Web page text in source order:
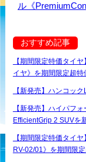
ル《
おすすめ記事
【期間限定特価タイ
イヤ》を期間限定超特
【新発売】ハンコッ
【新発売】ハイパフ
EfficientGrip 2 SUVを
【期間限定特価タイ
RV-02/01》を期間限